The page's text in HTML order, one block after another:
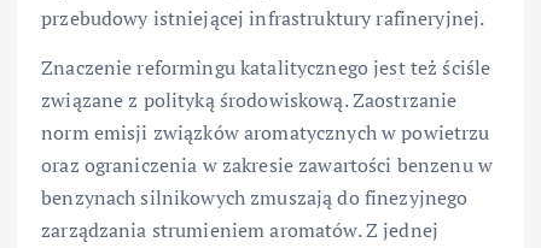
przebudowy istniejącej infrastruktury rafineryjnej.
Znaczenie reformingu katalitycznego jest też ściśle
związane z polityką środowiskową. Zaostrzanie
norm emisji związków aromatycznych w powietrzu
oraz ograniczenia w zakresie zawartości benzenu w
benzynach silnikowych zmuszają do finezyjnego
zarządzania strumieniem aromatów. Z jednej